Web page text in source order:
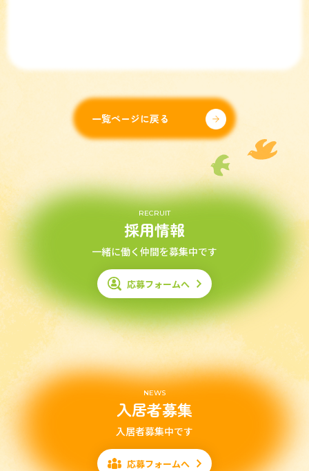
一覧ページに戻る
RECRUIT
採用情報
一緒に働く仲間を募集中です
応募フォームへ
NEWS
入居者募集
入居者募集中です
応募フォームへ